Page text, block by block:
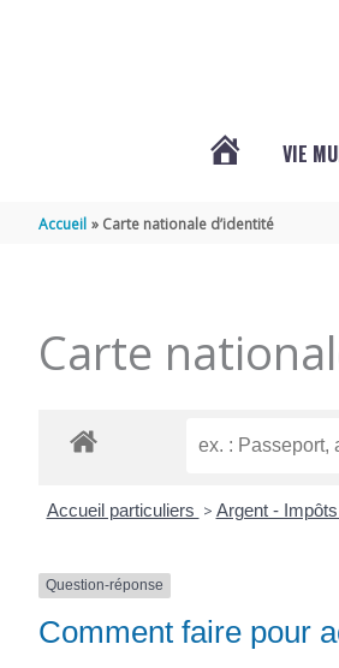
MAZERAY
VIE
Accueil Carte nationale d’identité
Carte
Accueil particuliers > Argent -
Question-réponse
Comment faire pour